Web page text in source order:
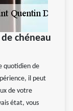
chéneau
quotidien de
il peut
de votre
état, vous